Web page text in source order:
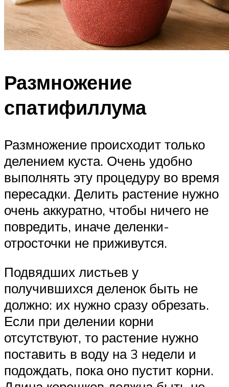
Размножение
спатифиллума
Размножение происходит только
делением куста. Очень удобно
выполнять эту процедуру во время
пересадки. Делить растение нужно
очень аккуратно, чтобы ничего не
повредить, иначе деленки-
отросточки не приживутся.
Подвядших листьев у
получившихся деленок быть не
должно: их нужно сразу обрезать.
Если при делении корни
отсутствуют, то растение нужно
поставить в воду на 3 недели и
подождать, пока оно пустит корни.